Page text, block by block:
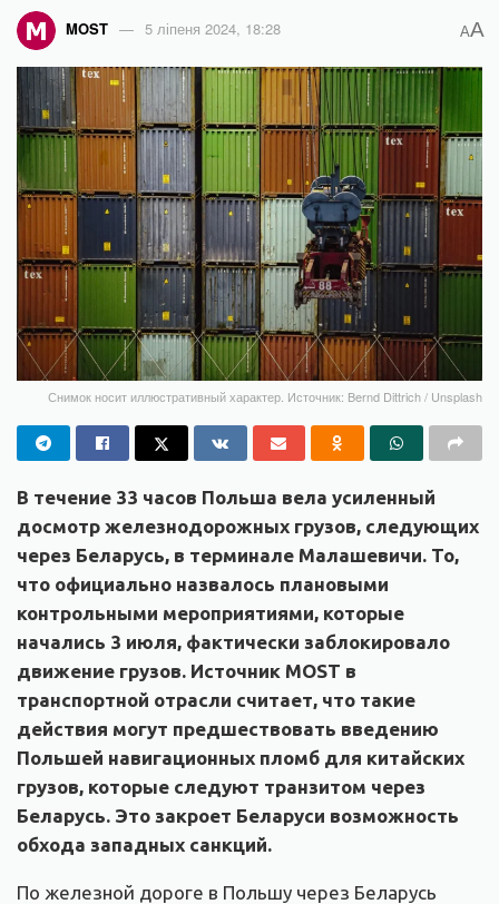
MOST 5 ліпеня 2024, 18:28 AA
Снимок носит иллюстративный характер. Источник: Bernd Dittrich / Unsplash
В течение 33 часов Польша вела усиленный
досмотр железнодорожных грузов, следующих
через Беларусь, в терминале Малашевичи. То,
что официально назвалось плановыми
контрольными мероприятиями, которые
начались 3 июля, фактически заблокировало
движение грузов. Источник MOST в
транспортной отрасли считает, что такие
действия могут предшествовать введению
Польшей навигационных пломб для китайских
грузов, которые следуют транзитом через
Беларусь. Это закроет Беларуси возможность
обхода западных санкций.
По железной дороге в Польшу через Беларусь